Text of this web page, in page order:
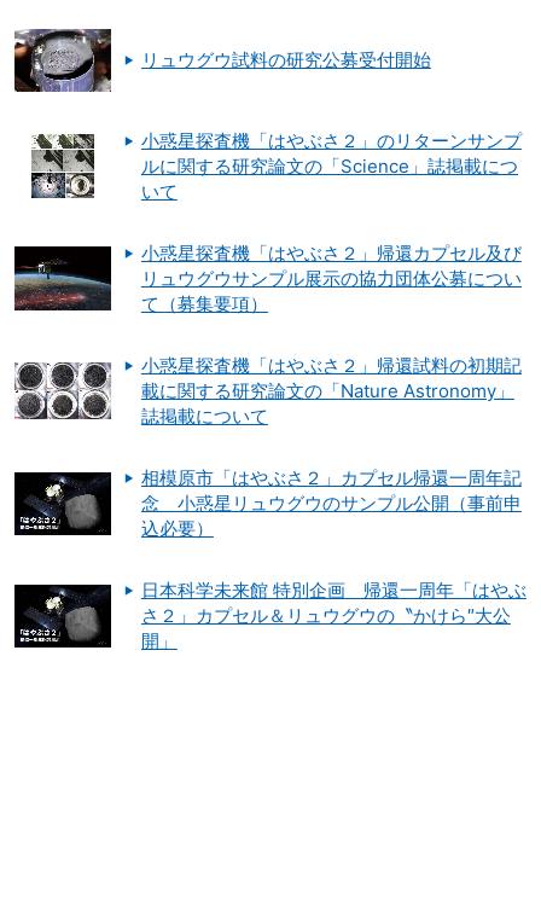
リュウグウ試料の研究公募受付開始
小惑星探査機「はやぶさ２」のリターンサンプ
ルに関する研究論文の「Science」誌掲載につ
いて
小惑星探査機「はやぶさ２」帰還カプセル及び
リュウグウサンプル展示の協力団体公募につい
て（募集要項）
小惑星探査機「はやぶさ２」帰還試料の初期記
載に関する研究論文の「Nature Astronomy」
誌掲載について
相模原市「はやぶさ２」カプセル帰還一周年記
念 小惑星リュウグウのサンプル公開（事前申
込必要）
日本科学未来館 特別企画 帰還一周年「はやぶ
さ２」カプセル＆リュウグウの〝かけら″大公
開」